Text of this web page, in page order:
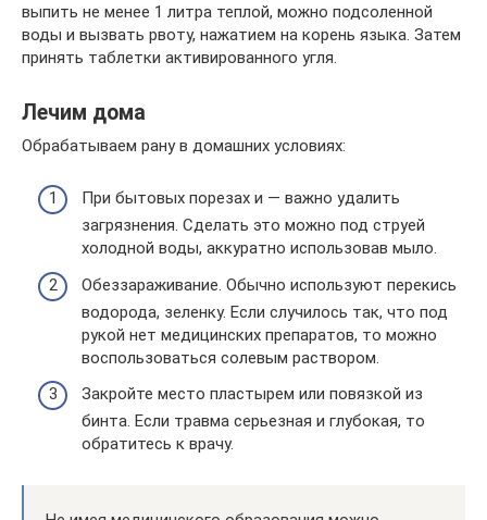
выпить не менее 1 литра теплой, можно подсоленной
воды и вызвать рвоту, нажатием на корень языка. Затем
принять таблетки активированного угля.
Лечим дома
Обрабатываем рану в домашних условиях:
При бытовых порезах и — важно удалить
загрязнения. Сделать это можно под струей
холодной воды, аккуратно использовав мыло.
Обеззараживание. Обычно используют перекись
водорода, зеленку. Если случилось так, что под
рукой нет медицинских препаратов, то можно
воспользоваться солевым раствором.
Закройте место пластырем или повязкой из
бинта. Если травма серьезная и глубокая, то
обратитесь к врачу.